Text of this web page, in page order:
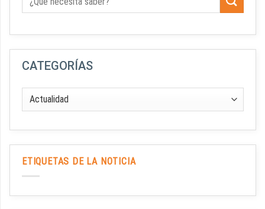
CATEGORÍAS
ETIQUETAS DE LA NOTICIA